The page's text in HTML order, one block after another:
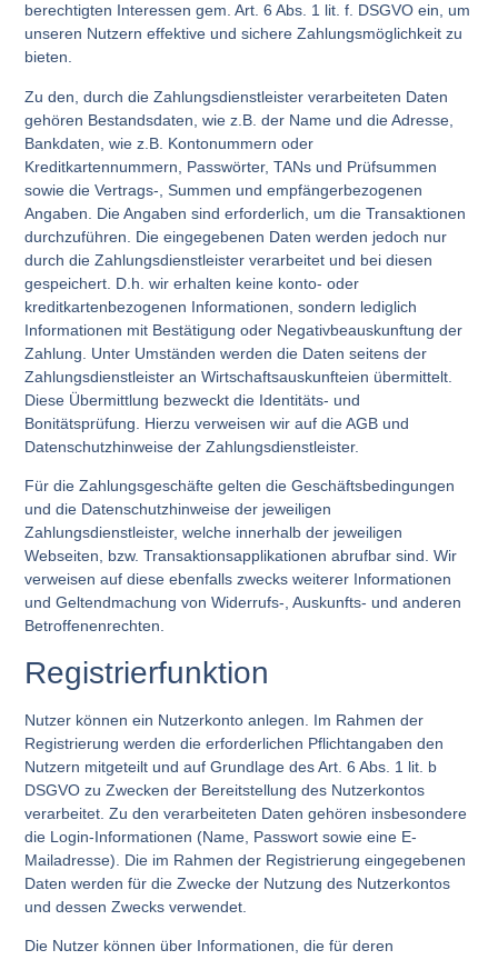
berechtigten Interessen gem. Art. 6 Abs. 1 lit. f. DSGVO ein, um
unseren Nutzern effektive und sichere Zahlungsmöglichkeit zu
bieten.
Zu den, durch die Zahlungsdienstleister verarbeiteten Daten
gehören Bestandsdaten, wie z.B. der Name und die Adresse,
Bankdaten, wie z.B. Kontonummern oder
Kreditkartennummern, Passwörter, TANs und Prüfsummen
sowie die Vertrags-, Summen und empfängerbezogenen
Angaben. Die Angaben sind erforderlich, um die Transaktionen
durchzuführen. Die eingegebenen Daten werden jedoch nur
durch die Zahlungsdienstleister verarbeitet und bei diesen
gespeichert. D.h. wir erhalten keine konto- oder
kreditkartenbezogenen Informationen, sondern lediglich
Informationen mit Bestätigung oder Negativbeauskunftung der
Zahlung. Unter Umständen werden die Daten seitens der
Zahlungsdienstleister an Wirtschaftsauskunfteien übermittelt.
Diese Übermittlung bezweckt die Identitäts- und
Bonitätsprüfung. Hierzu verweisen wir auf die AGB und
Datenschutzhinweise der Zahlungsdienstleister.
Für die Zahlungsgeschäfte gelten die Geschäftsbedingungen
und die Datenschutzhinweise der jeweiligen
Zahlungsdienstleister, welche innerhalb der jeweiligen
Webseiten, bzw. Transaktionsapplikationen abrufbar sind. Wir
verweisen auf diese ebenfalls zwecks weiterer Informationen
und Geltendmachung von Widerrufs-, Auskunfts- und anderen
Betroffenenrechten.
Registrierfunktion
Nutzer können ein Nutzerkonto anlegen. Im Rahmen der
Registrierung werden die erforderlichen Pflichtangaben den
Nutzern mitgeteilt und auf Grundlage des Art. 6 Abs. 1 lit. b
DSGVO zu Zwecken der Bereitstellung des Nutzerkontos
verarbeitet. Zu den verarbeiteten Daten gehören insbesondere
die Login-Informationen (Name, Passwort sowie eine E-
Mailadresse). Die im Rahmen der Registrierung eingegebenen
Daten werden für die Zwecke der Nutzung des Nutzerkontos
und dessen Zwecks verwendet.
Die Nutzer können über Informationen, die für deren